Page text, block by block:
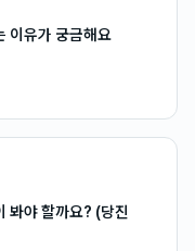
이유가 궁금해요
봐야 할까요? (당진